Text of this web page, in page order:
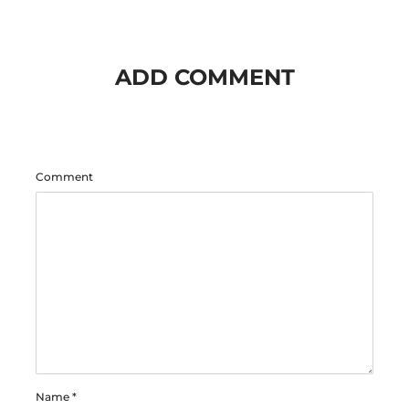
ADD COMMENT
Comment
Name *